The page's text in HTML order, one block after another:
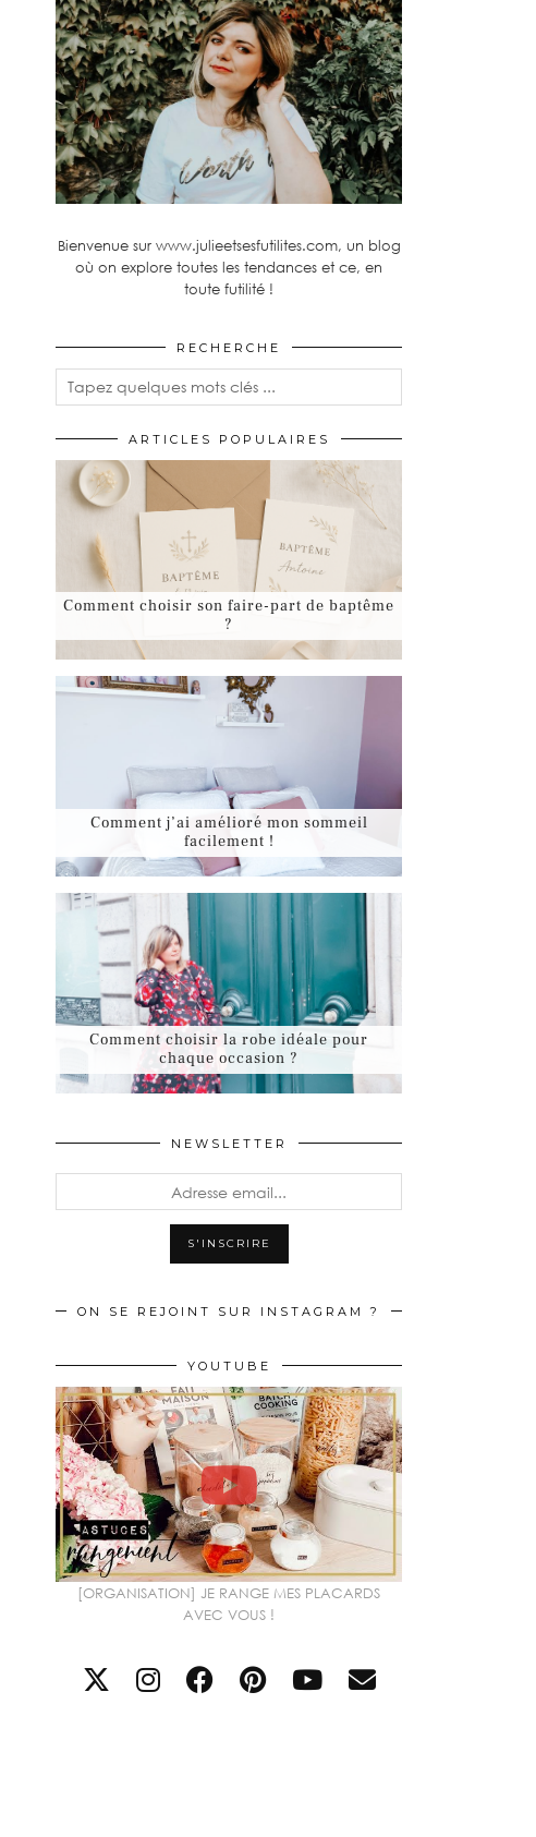
Bienvenue sur www.julieetsesfutilites.com, un blog
où on explore toutes les tendances et ce, en
toute futilité !
RECHERCHE
ARTICLES POPULAIRES
Comment choisir son faire-part de baptême
?
Comment j’ai amélioré mon sommeil
facilement !
Comment choisir la robe idéale pour
chaque occasion ?
NEWSLETTER
ON SE REJOINT SUR INSTAGRAM ?
YOUTUBE
[ORGANISATION] JE RANGE MES PLACARDS
AVEC VOUS !